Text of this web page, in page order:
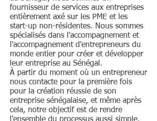
devront fournir leur copie de
passeport et un justificatif de
domicile et devront être identifiés
en personne (appel vidéo) ou
devront fournir des copies
légalisées de leurs informations (et
signature). La création d'entreprise
au Sénégal peut se faire par une
seule personne. Même si cette
personne n'est pas résidente. Une
d'un notaire, qui authentifie
chaque étape. Premièrement, les
fondateurs de l'entreprise doivent
publier des bulletins
d'abonnement. Ensuite, au moins
un quart du capital social doit être
libéré avant que les statuts
puissent être rédigés. S'il doit y
avoir offre au public des actions de
la société, il doit y avoir au
souhaitez en savoir plus sur la
création d'entreprise à Dakar,
contactez nos agents de création
d'entreprise au cas où vous
souhaiteriez avoir plus
d'informations ou souhaitez même
visiter notre bureau à Dakar. Par
conséquent, Dakar est populaire
pour la création d'entreprises par
des industriels et des
fournisseur de services aux entreprises
entièrement axé sur les PME et les
start-up non-résidentes. Nous sommes
spécialisés dans l'accompagnement et
l'accompagnement d'entrepreneurs du
monde entier pour créer et développer
leur entreprise au Sénégal.
À partir du moment où un entrepreneur
nous contacte pour la première fois
pour la création réussie de son
entreprise sénégalaise, et même après
cela, notre objectif est de rendre